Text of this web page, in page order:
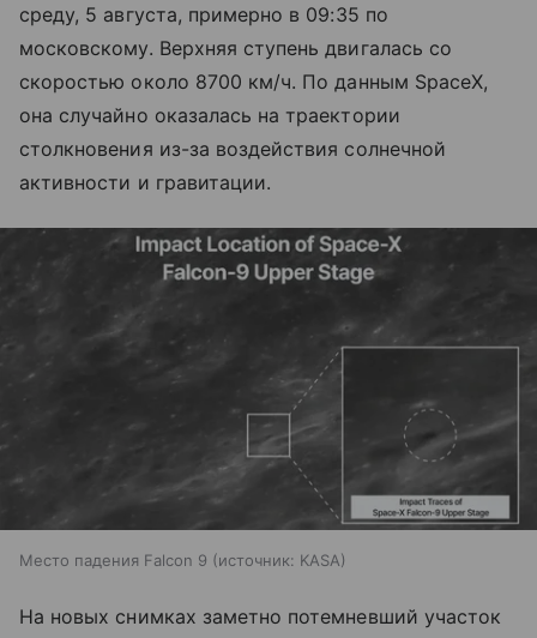
среду, 5 августа, примерно в 09:35 по
московскому. Верхняя ступень двигалась со
скоростью около 8700 км/ч. По данным SpaceX,
она случайно оказалась на траектории
столкновения из-за воздействия солнечной
активности и гравитации.
Место падения Falcon 9 источник: KASA
На новых снимках заметно потемневший участок